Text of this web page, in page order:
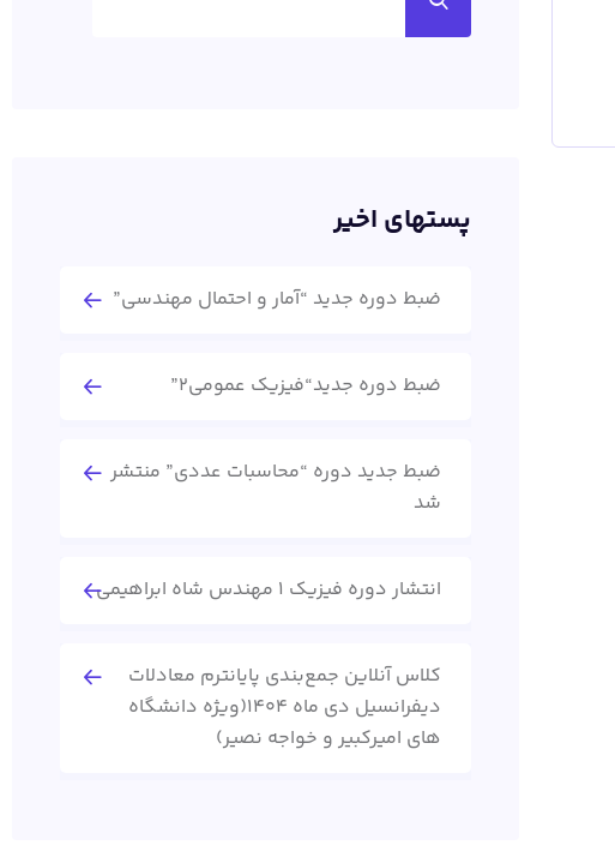
پستهای اخیر
ضبط دوره جدید “آمار و احتمال مهندسی”
ضبط دوره جدید“فیزیک عمومی2”
ضبط جدید دوره “محاسبات عددی” منتشر
شد
انتشار دوره فیزیک 1 مهندس شاه ابراهیمی
کلاس آنلاین جمع‌بندی پایانترم معادلات
دیفرانسیل دی ماه 1404(ویژه دانشگاه
های امیرکبیر و خواجه نصیر)